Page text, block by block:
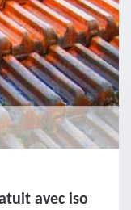
avec iso